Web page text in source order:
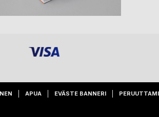
APUA EVÄSTE BANNERI